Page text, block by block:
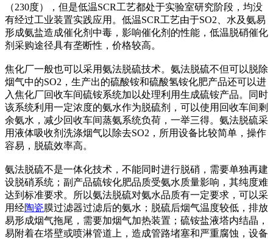
（230度），但是低温SCR工艺都处于实验室研究阶段，均没
有经过工业装置实践应用。低温SCR工艺由于SO2、水及氨易
形成氨盐造成催化剂中毒，影响催化剂的性能，低温脱硝催化
剂采购途径具有垄断性，价格较高。
焦化厂一般也可以采用氨法脱硫技术。氨法脱硫不但可以脱除
烟气中的SO2，生产出的硫酸铵和硫酸氢铵化肥产品还可以进
入焦化厂回收车间硫铵系统加以处理利用生成硫铵产品。同时
该系统利用一定浓度的氨水作为脱硫剂，可以使用回收车间剩
余氨水，减少回收车间蒸氨系统负荷，一举三得。氨法脱硫采
用液体吸收剂洗涤烟气以除去SO2，所用设备比较简单，操作
容易，脱硫效率高。
氨法脱硫不是一体化技术，不能同时进行脱硝，需要单独再建
设脱硝系统；副产品硫铵化肥品质受氨水质量影响，其纯度难
达到标准要求。所以氨法脱硫对氨水品质有一定要求，可以采
用经陶瓷膜过滤器过滤后的氨水；脱硫后烟气温度较低，排放
易形成烟气拖尾，需要加烟气加热装置；硫铵盐液塔内结晶，
易附着在塔壁或喷淋管道上，造成管路堵塞和严重腐蚀，设备